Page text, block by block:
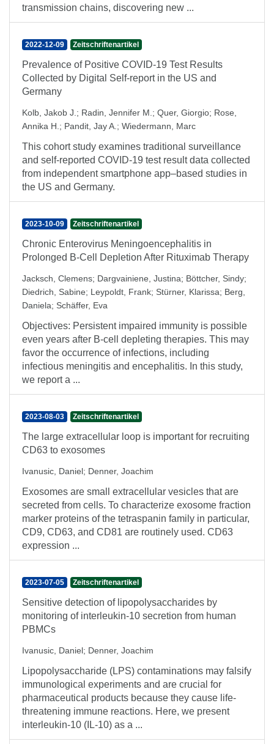
transmission chains, discovering new ...
2022-12-09 Zeitschriftenartikel
Prevalence of Positive COVID-19 Test Results
Collected by Digital Self-report in the US and
Germany
Kolb, Jakob J. ; Radin, Jennifer M. ; Quer, Giorgio; Rose,
Annika H. ; Pandit, Jay A. ; Wiedermann, Marc
This cohort study examines traditional surveillance
and self-reported COVID-19 test result data collected
from independent smartphone app–based studies in
the US and Germany.
2023-10-09 Zeitschriftenartikel
Chronic Enterovirus Meningoencephalitis in
Prolonged B-Cell Depletion After Rituximab Therapy
Jacksch, Clemens; Dargvainiene, Justina; Böttcher, Sindy;
Diedrich, Sabine; Leypoldt, Frank; Stürner, Klarissa; Berg,
Daniela; Schäffer, Eva
Objectives: Persistent impaired immunity is possible
even years after B-cell depleting therapies. This may
favor the occurrence of infections, including
infectious meningitis and encephalitis. In this study,
we report a ...
2023-08-03 Zeitschriftenartikel
The large extracellular loop is important for recruiting
CD63 to exosomes
Ivanusic, Daniel; Denner, Joachim
Exosomes are small extracellular vesicles that are
secreted from cells. To characterize exosome fraction
marker proteins of the tetraspanin family in particular,
CD9, CD63, and CD81 are routinely used. CD63
expression ...
2023-07-05 Zeitschriftenartikel
Sensitive detection of lipopolysaccharides by
monitoring of interleukin-10 secretion from human
PBMCs
Ivanusic, Daniel; Denner, Joachim
Lipopolysaccharide (LPS) contaminations may falsify
immunological experiments and are crucial for
pharmaceutical products because they cause life-
threatening immune reactions. Here, we present
interleukin-10 (IL-10) as a ...